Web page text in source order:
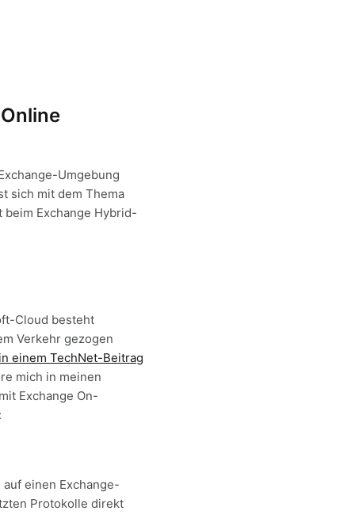
Umgebung
sich mit dem Thema
beim Exchange Hybrid-
Cloud besteht
Verkehr gezogen
einem TechNet-Beitrag
mich in meinen
Exchange On-
einen Exchange-
Protokolle direkt